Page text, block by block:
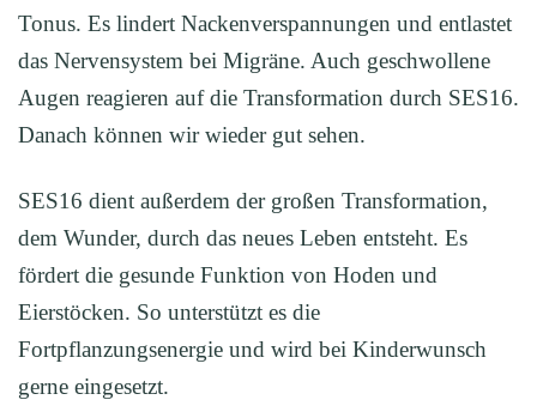
Tonus. Es lindert Nackenverspannungen und entlastet
das Nervensystem bei Migräne. Auch geschwollene
Augen reagieren auf die Transformation durch SES16.
Danach können wir wieder gut sehen.
SES16 dient außerdem der großen Transformation,
dem Wunder, durch das neues Leben entsteht. Es
fördert die gesunde Funktion von Hoden und
Eierstöcken. So unterstützt es die
Fortpflanzungsenergie und wird bei Kinderwunsch
gerne eingesetzt.